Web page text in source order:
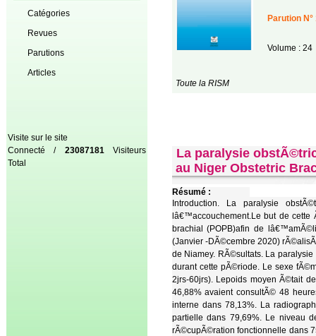
Catégories
Revues
Parutions
Articles
Visite sur le site
Connecté / 23087181Visiteurs
Total
Parution N°
Volume : 24
Toute la RISM
La paralysie
au Niger Obstetric
Résumé :
Introduction. La paralysie
lâ€™accouchement.Le but de
brachial (POPB)afin de
(Janvier -DÃ©cembre 2020)
de Niamey. RÃ©sultats. La
durant cette pÃ©riode. Le sexe
2jrs-60jrs). Lepoids moyen Ã©tait
46,88% avaient consultÃ© 48
interne dans 78,13%. La
partielle dans 79,69%. Le niveau
rÃ©cupÃ©ration fonctionnelle dans